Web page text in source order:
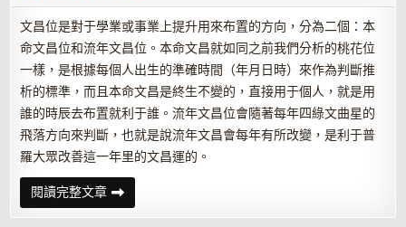
文昌位是對于學業或事業上提升用來布置的方向，分為二個：本
命文昌位和流年文昌位。本命文昌就如同之前我們分析的桃花位
一樣，是根據每個人出生的準確時間（年月日時）來作為判斷推
析的標準，而且本命文昌是終生不變的，直接用于個人，就是用
誰的時辰去布置就利于誰。流年文昌位會隨著每年四綠文曲星的
飛落方向來判斷，也就是說流年文昌會每年有所改變，是利于普
羅大眾改善這一年里的文昌運的。
閱讀完整文章2020
年
文